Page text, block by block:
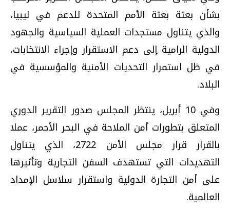
بشأن بعثة بعثة الأمم المتحدة للدعم في ليبيا،
والذي يتناول مستجدات العملية السياسية والجهود
الدولية الرامية إلى دعم الاستقرار وإجراء الانتخابات،
في ظل استمرار التحديات الأمنية والمؤسسية في
البلاد.
وفي 10 أبريل، ينتظر المجلس صدور التقرير الدوري
المتعلق بتطورات أمن الملاحة في البحر الأحمر، عملا
بالقرار قرار مجلس الأمن 2722، الذي يتناول
التهديدات التي تستهدف السفن التجارية وتأثيرها
على أمن التجارة الدولية واستقرار سلاسل الإمداد
العالمية.